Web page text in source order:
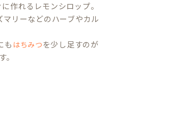
作れるレモンシロップ。
リーなどのハーブやカル
も はちみつを少し足すのが